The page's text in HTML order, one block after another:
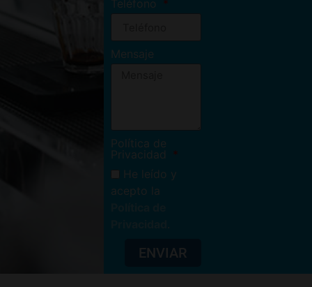
Teléfono
Mensaje
Política de
Privacidad
He leído y
acepto la
.
ENVIAR